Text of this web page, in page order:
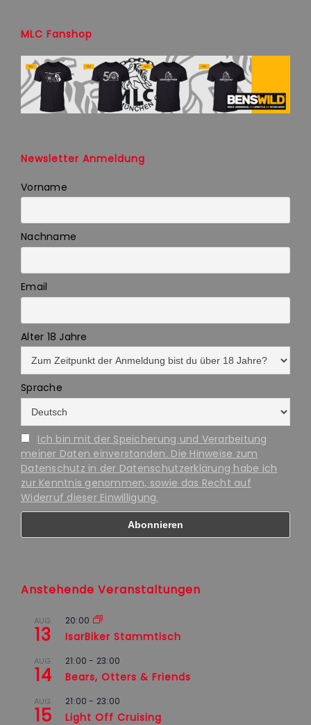
MLC Fanshop
Newsletter Anmeldung
Vorname
Nachname
Email
Alter 18 Jahre
Sprache
Ich bin mit der Speicherung und Verarbeitung
meiner Daten einverstanden. Die Hinweise zum
Datenschutz in der Datenschutzerklärung habe ich
zur Kenntnis genommen, sowie das Recht auf
Widerruf dieser Einwilligung.
Anstehende Veranstaltungen
AUG.
13
20:00
IsarBiker Stammtisch
AUG.
14
21:00 - 23:00
Bears, Otters & Friends
AUG.
15
21:00 - 23:00
Light Off Cruising